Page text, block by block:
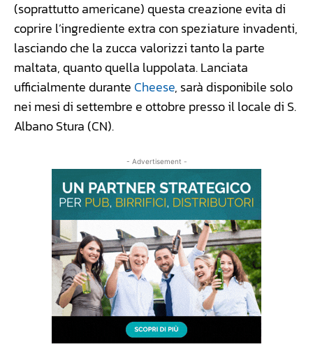
(soprattutto americane) questa creazione evita di
coprire l’ingrediente extra con speziature invadenti,
lasciando che la zucca valorizzi tanto la parte
maltata, quanto quella luppolata. Lanciata
ufficialmente durante Cheese, sarà disponibile solo
nei mesi di settembre e ottobre presso il locale di S.
Albano Stura (CN).
- Advertisement -